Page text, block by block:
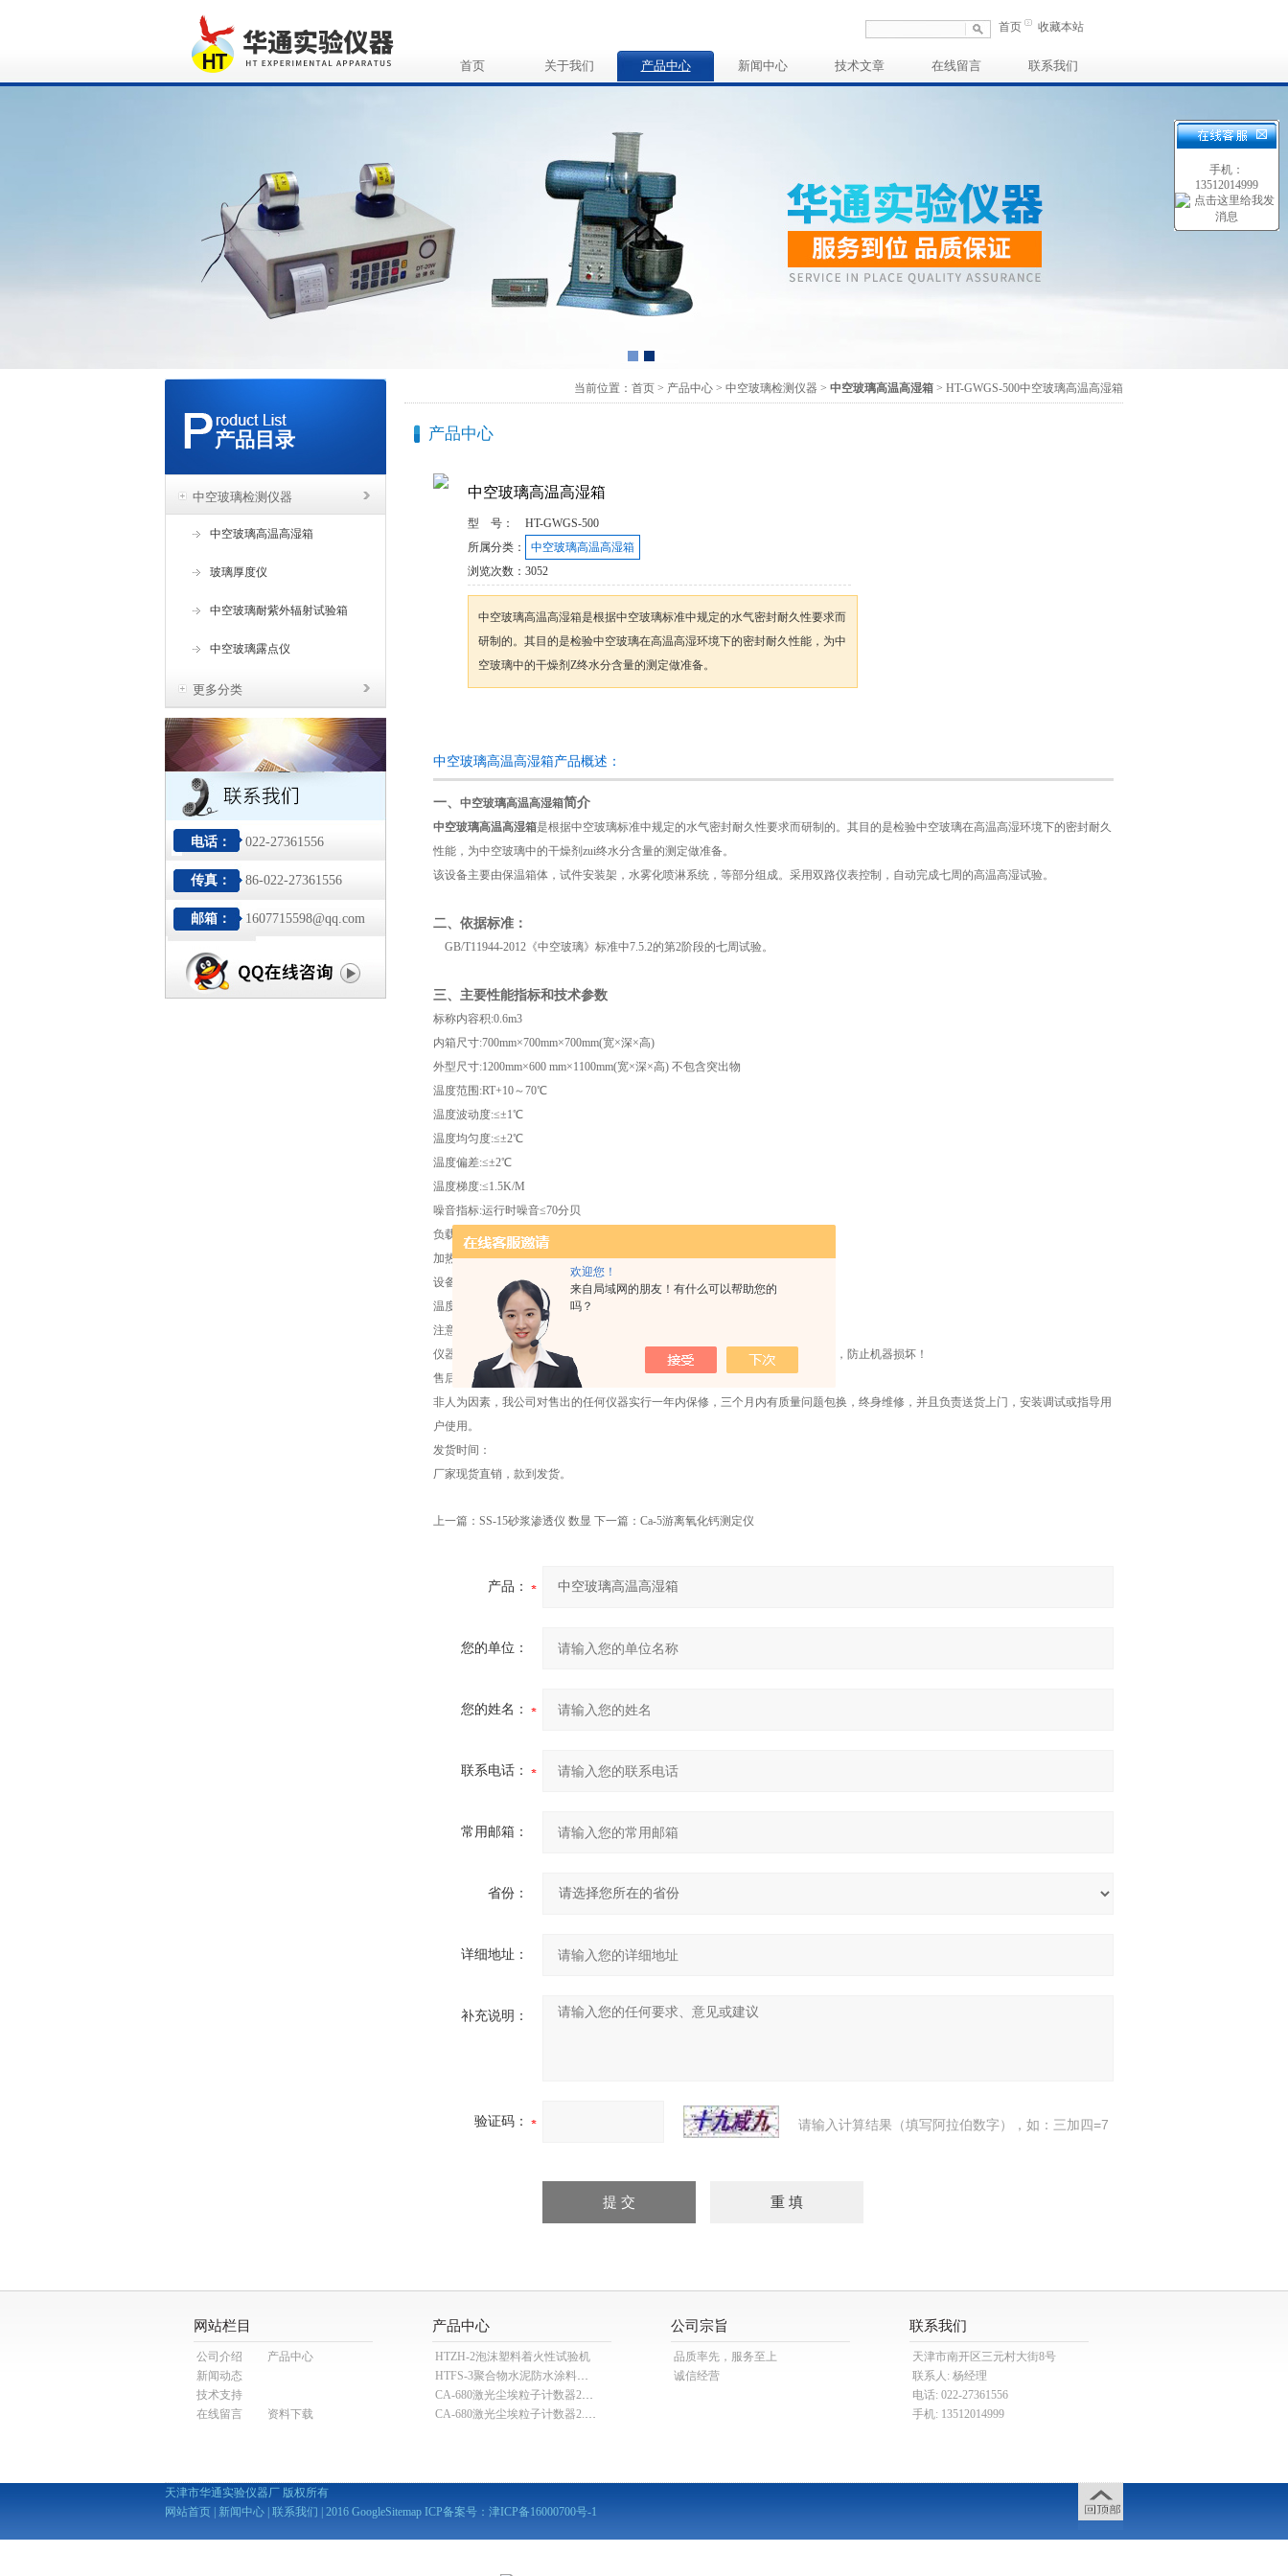
欢迎您！
来自局域网的朋友！有什么可以帮助您的
吗？
首页 收藏本站
首页 关于我们 产品中心 新闻中心 技术文章 在线留言 联系我们
产品目录
中空玻璃检测仪器
中空玻璃高温高湿箱
玻璃厚度仪
中空玻璃耐紫外辐射试验箱
中空玻璃露点仪
更多分类
电话： 022-27361556
传真： 86-022-27361556
邮箱： 1607715598@qq.com
当前位置： 首页 > 产品中心 > 中空玻璃检测仪器 > 中空玻璃高温高湿箱 > HT-GWGS-500中空玻璃高温高湿箱
产品中心
中空玻璃高温高湿箱
型 号：
HT-GWGS-500
所属分类：
中空玻璃高温高湿箱
浏览次数： 3052
中空玻璃高温高湿箱是根据中空玻璃标准中规定的水气密封耐久性要求而
研制的。其目的是检验中空玻璃在高温高湿环境下的密封耐久性能，为中
空玻璃中的干燥剂Z终水分含量的测定做准备。
中空玻璃高温高湿箱产品概述：
一、 中空玻璃高温高湿箱简介
中空玻璃高温高湿箱是根据中空玻璃标准中规定的水气密封耐久性要求而研制的。其目的是检验中空玻璃在高温高湿环境下的密封耐久
性能，为中空玻璃中的干燥剂zui终水分含量的测定做准备。
该设备主要由保温箱体，试件安装架，水雾化喷淋系统，等部分组成。采用双路仪表控制，自动完成七周的高温高湿试验。
二、依据标准：
GB/T11944-2012《中空玻璃》标准中7.5.2的第2阶段的七周试验。
三、 主要性能指标和技术参数
标称内容积:0.6m3
内箱尺寸:700mm×700mm×700mm(宽×深×高)
外型尺寸:1200mm×600 mm×1100mm(宽×深×高) 不包含突出物
温度范围:RT+10～70℃
温度波动度:≤±1℃
温度均匀度:≤±2℃
温度偏差:≤±2℃
温度梯度:≤1.5K/M
噪音指标:运行时噪音≤70分贝
负载:20块玻璃
加热功率:≤6kw
设备满足标准:GB/T11944-2012
温度控制:确保试验箱内高温阶段58±1℃湿度≥95％
注意事项：
仪器收到后当面点清，如有问题，请立刻。如遇不会使用请厂家，不可擅自操作，防止机器损坏！
售后服务：
非人为因素，我公司对售出的任何仪器实行一年内保修，三个月内有质量问题包换，终身维修，并且负责送货上门，安装调试或指导用
户使用。
发货时间：
厂家现货直销，款到发货。
上一篇： SS-15砂浆渗透仪 数显 下一篇： Ca-5游离氧化钙测定仪
产品：
您的单位：
您的姓名：
联系电话：
常用邮箱：
省份：
详细地址：
补充说明：
验证码： 请输入计算结果（填写阿拉伯数字），如：三加四=7
网站栏目
公司介绍
产品中心
新闻动态
技术支持
在线留言
资料下载
产品中心
HTZH-2泡沫塑料着火性试验机
HTFS-3聚合物水泥防水涂料分散机
CA-680激光尘埃粒子计数器28.3L
CA-680激光尘埃粒子计数器2.83L
公司宗旨
品质率先，服务至上
诚信经营
联系我们
天津市南开区三元村大街8号
联系人: 杨经理
电话: 022-27361556
手机: 13512014999
天津市华通实验仪器厂 版权所有
网站首页
新闻中心 联系我们 | 2016 GoogleSitemap ICP备案号： 津ICP备16000700号-1
手机：
13512014999